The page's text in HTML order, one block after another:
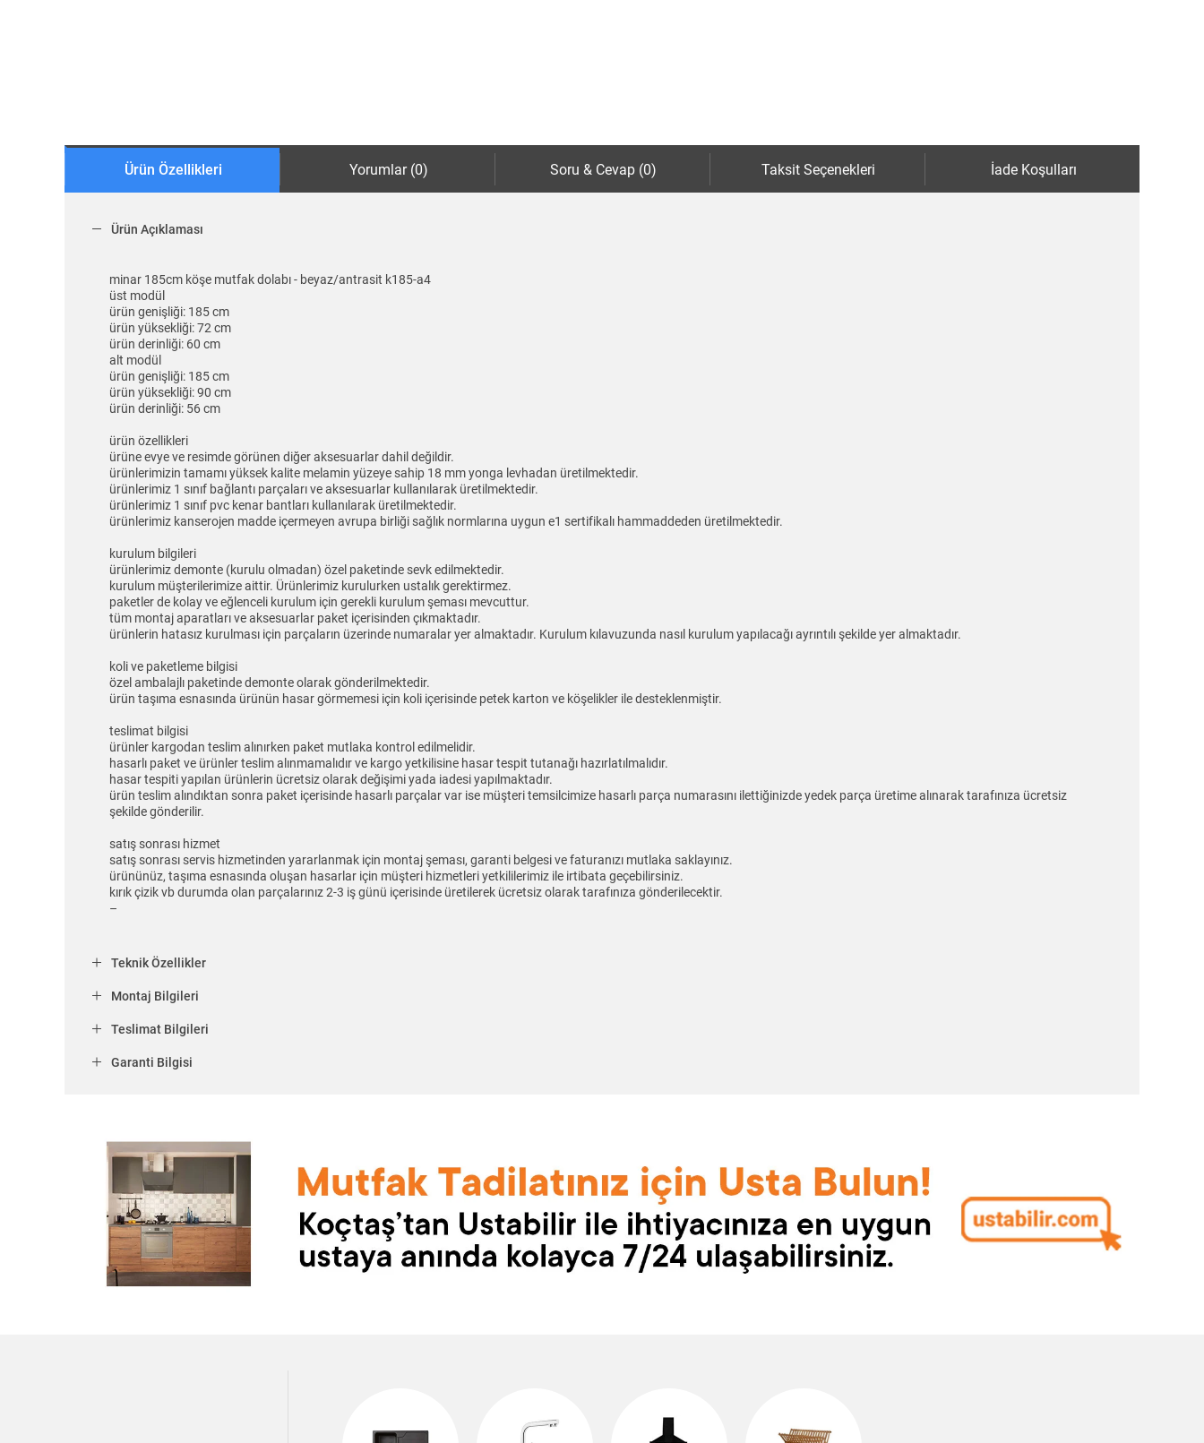
Ürün Özellikleri Yorumlar (0) Soru & Cevap (0) Taksit Seçenekleri İade Koşulları
Ürün Açıklaması
minar 185cm köşe mutfak dolabı - beyaz/antrasit k185-a4
üst modül
ürün genişliği: 185 cm
ürün yüksekliği: 72 cm
ürün derinliği: 60 cm
alt modül
ürün genişliği: 185 cm
ürün yüksekliği: 90 cm
ürün derinliği: 56 cm
ürün özellikleri
ürüne evye ve resimde görünen diğer aksesuarlar dahil değildir.
ürünlerimizin tamamı yüksek kalite melamin yüzeye sahip 18 mm yonga levhadan üretilmektedir.
ürünlerimiz 1 sınıf bağlantı parçaları ve aksesuarlar kullanılarak üretilmektedir.
ürünlerimiz 1 sınıf pvc kenar bantları kullanılarak üretilmektedir.
ürünlerimiz kanserojen madde içermeyen avrupa birliği sağlık normlarına uygun e1 sertifikalı hammaddeden üretilmektedir.
kurulum bilgileri
ürünlerimiz demonte (kurulu olmadan) özel paketinde sevk edilmektedir.
kurulum müşterilerimize aittir. Ürünlerimiz kurulurken ustalık gerektirmez.
paketler de kolay ve eğlenceli kurulum için gerekli kurulum şeması mevcuttur.
tüm montaj aparatları ve aksesuarlar paket içerisinden çıkmaktadır.
ürünlerin hatasız kurulması için parçaların üzerinde numaralar yer almaktadır. Kurulum kılavuzunda nasıl kurulum yapılacağı ayrıntılı şekilde yer almaktadır.
koli ve paketleme bilgisi
özel ambalajlı paketinde demonte olarak gönderilmektedir.
ürün taşıma esnasında ürünün hasar görmemesi için koli içerisinde petek karton ve köşelikler ile desteklenmiştir.
teslimat bilgisi
ürünler kargodan teslim alınırken paket mutlaka kontrol edilmelidir.
hasarlı paket ve ürünler teslim alınmamalıdır ve kargo yetkilisine hasar tespit tutanağı hazırlatılmalıdır.
hasar tespiti yapılan ürünlerin ücretsiz olarak değişimi yada iadesi yapılmaktadır.
ürün teslim alındıktan sonra paket içerisinde hasarlı parçalar var ise müşteri temsilcimize hasarlı parça numarasını ilettiğinizde yedek parça üretime alınarak tarafınıza ücretsiz
şekilde gönderilir.
satış sonrası hizmet
satış sonrası servis hizmetinden yararlanmak için montaj şeması, garanti belgesi ve faturanızı mutlaka saklayınız.
ürününüz, taşıma esnasında oluşan hasarlar için müşteri hizmetleri yetkililerimiz ile irtibata geçebilirsiniz.
kırık çizik vb durumda olan parçalarınız 2-3 iş günü içerisinde üretilerek ücretsiz olarak tarafınıza gönderilecektir.
–
Teknik Özellikler
Montaj Bilgileri
Teslimat Bilgileri
Garanti Bilgisi